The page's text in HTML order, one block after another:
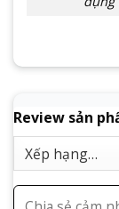
Review sản